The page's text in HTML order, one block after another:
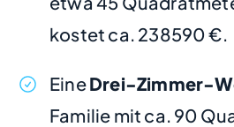
kostet ca. 238590 €.
EineDrei-Zimmer-
Familie mit ca. 90